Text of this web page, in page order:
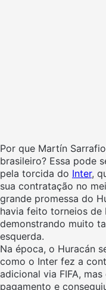
Por que Martín
brasileiro? Essa pode
pela torcida do Inter,
sua contratação no
grande promessa do
havia feito torneios de
demonstrando muito
esquerda.
Na época, o Huracán
como o Inter fez a
adicional via FIFA,
pagamento e